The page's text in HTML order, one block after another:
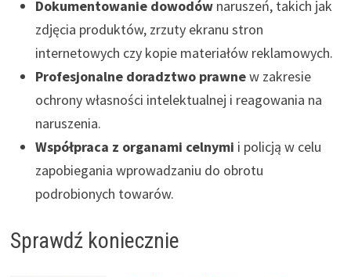
Dokumentowanie dowodównaruszeń, takich jak
zdjęcia produktów, zrzuty ekranu stron
internetowych czy kopie materiałów reklamowych.
Profesjonalne doradztwo prawnew zakresie
ochrony własności intelektualnej i reagowania na
naruszenia.
Współpraca z organami celnymi i policją w celu
zapobiegania wprowadzaniu do obrotu
podrobionych towarów.
Sprawdź koniecznie